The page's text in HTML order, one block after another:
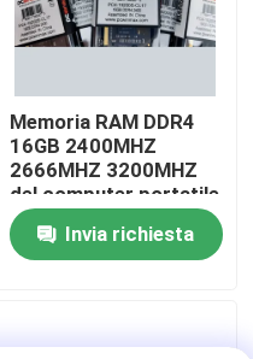
Memoria RAM DDR4
16GB 2400MHZ
2666MHZ 3200MHZ
del computer portatile
dell'OEM ODM
Invia richiesta